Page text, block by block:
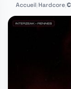
Accueil/Hardcore/